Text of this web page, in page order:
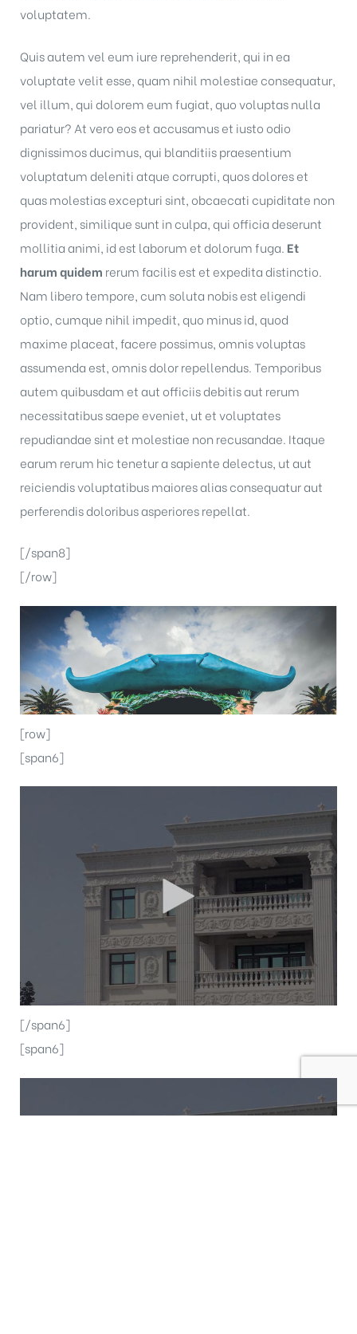
voluptatem.
Quis autem vel eum iure reprehenderit, qui in ea
voluptate velit esse, quam nihil molestiae consequatur,
vel illum, qui dolorem eum fugiat, quo voluptas nulla
pariatur? At vero eos et accusamus et iusto odio
dignissimos ducimus, qui blanditiis praesentium
voluptatum deleniti atque corrupti, quos dolores et
quas molestias excepturi sint, obcaecati cupiditate non
provident, similique sunt in culpa, qui officia deserunt
mollitia animi, id est laborum et dolorum fuga. Et
harum quidem rerum facilis est et expedita distinctio.
Nam libero tempore, cum soluta nobis est eligendi
optio, cumque nihil impedit, quo minus id, quod
maxime placeat, facere possimus, omnis voluptas
assumenda est, omnis dolor repellendus. Temporibus
autem quibusdam et aut officiis debitis aut rerum
necessitatibus saepe eveniet, ut et voluptates
repudiandae sint et molestiae non recusandae. Itaque
earum rerum hic tenetur a sapiente delectus, ut aut
reiciendis voluptatibus maiores alias consequatur aut
perferendis doloribus asperiores repellat.
[/span8]
[/row]
[row]
[span6]
[/span6]
[span6]